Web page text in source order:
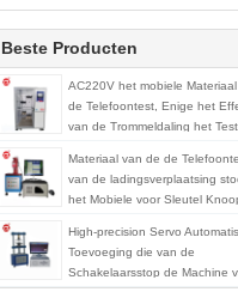
Beste Producten
AC220V het mobiele
de Telefoontest, Enige het
van de Trommeldaling het
Dekking
Materiaal van de de
van de ladingsverplaatsing
het Mobiele voor Sleutel
High-precision Servo
Toevoeging die van de
Schakelaarsstop de Machine